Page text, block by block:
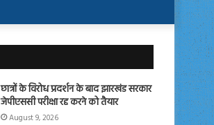
छात्रों के विरोध प्रदर्शन के बाद झारखंड सरकार
जेपीएससी परीक्षा रद्द करने को तैयार
August 9, 2026